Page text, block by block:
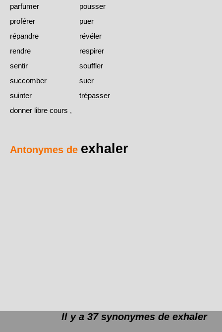
parfumer
pousser
proférer
puer
répandre
révéler
rendre
respirer
sentir
souffler
succomber
suer
suinter
trépasser
donner libre cours ,
Antonymes de exhaler
Il y a 37 synonymes de exhaler